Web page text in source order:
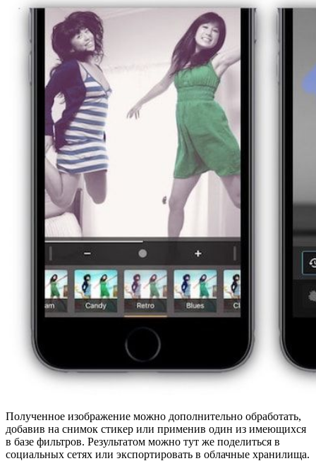
Полученное изображение можно дополнительно обработать,
добавив на снимок стикер или применив один из имеющихся
в базе фильтров. Результатом можно тут же поделиться в
социальных сетях или экспортировать в облачные хранилища.